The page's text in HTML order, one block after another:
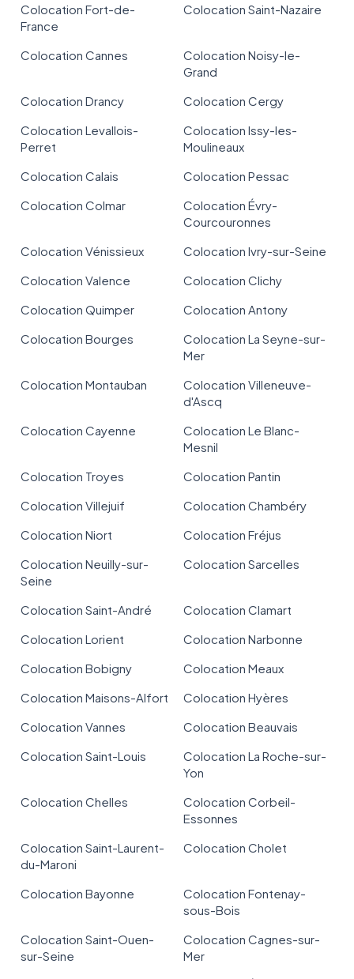
Colocation Fort-de-
France
Colocation Saint-Nazaire
Colocation Cannes
Colocation Noisy-le-
Grand
Colocation Drancy
Colocation Cergy
Colocation Levallois-
Perret
Colocation Issy-les-
Moulineaux
Colocation Calais
Colocation Pessac
Colocation Colmar
Colocation Évry-
Courcouronnes
Colocation Vénissieux
Colocation Ivry-sur-Seine
Colocation Valence
Colocation Clichy
Colocation Quimper
Colocation Antony
Colocation Bourges
Colocation La Seyne-sur-
Mer
Colocation Montauban
Colocation Villeneuve-
d'Ascq
Colocation Cayenne
Colocation Le Blanc-
Mesnil
Colocation Troyes
Colocation Pantin
Colocation Villejuif
Colocation Chambéry
Colocation Niort
Colocation Fréjus
Colocation Neuilly-sur-
Seine
Colocation Sarcelles
Colocation Saint-André
Colocation Clamart
Colocation Lorient
Colocation Narbonne
Colocation Bobigny
Colocation Meaux
Colocation Maisons-Alfort
Colocation Hyères
Colocation Vannes
Colocation Beauvais
Colocation Saint-Louis
Colocation La Roche-sur-
Yon
Colocation Chelles
Colocation Corbeil-
Essonnes
Colocation Saint-Laurent-
du-Maroni
Colocation Cholet
Colocation Bayonne
Colocation Fontenay-
sous-Bois
Colocation Saint-Ouen-
sur-Seine
Colocation Cagnes-sur-
Mer